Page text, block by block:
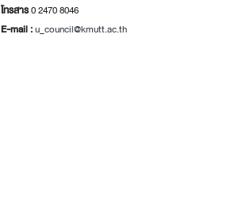
โทรสาร0 2470 8046
E-mail :u_council@kmutt.ac.th